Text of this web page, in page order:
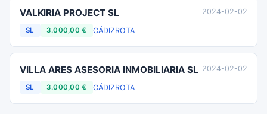
VALKIRIA PROJECT SL
SL 3.000,00 € CÁDIZROTA
2024-02-02
VILLA ARES ASESORIA INMOBILIARIA SL
SL 3.000,00 € CÁDIZROTA
2024-02-02